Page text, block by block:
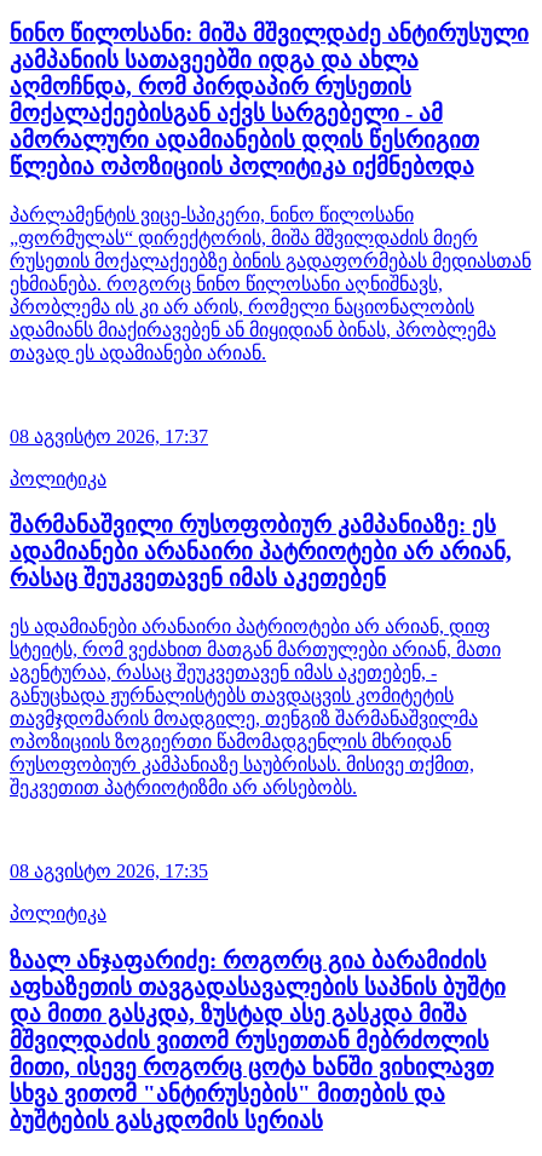
ნინო წილოსანი: მიშა მშვილდაძე ანტირუსული
კამპანიის სათავეებში იდგა და ახლა
აღმოჩნდა, რომ პირდაპირ რუსეთის
მოქალაქეებისგან აქვს სარგებელი - ამ
ამორალური ადამიანების დღის წესრიგით
წლებია ოპოზიციის პოლიტიკა იქმნებოდა
პარლამენტის ვიცე-სპიკერი, ნინო წილოსანი
„ფორმულას“ დირექტორის, მიშა მშვილდაძის მიერ
რუსეთის მოქალაქეებზე ბინის გადაფორმებას მედიასთან
ეხმიანება. როგორც ნინო წილოსანი აღნიშნავს,
პრობლემა ის კი არ არის, რომელი ნაციონალობის
ადამიანს მიაქირავებენ ან მიყიდიან ბინას, პრობლემა
თავად ეს ადამიანები არიან.
08 აგვისტო 2026, 17:37
პოლიტიკა
შარმანაშვილი რუსოფობიურ კამპანიაზე: ეს
ადამიანები არანაირი პატრიოტები არ არიან,
რასაც შეუკვეთავენ იმას აკეთებენ
ეს ადამიანები არანაირი პატრიოტები არ არიან, დიფ
სტეიტს, რომ ვეძახით მათგან მართულები არიან, მათი
აგენტურაა, რასაც შეუკვეთავენ იმას აკეთებენ, -
განუცხადა ჟურნალისტებს თავდაცვის კომიტეტის
თავმჯდომარის მოადგილე, თენგიზ შარმანაშვილმა
ოპოზიციის ზოგიერთი წამომადგენლის მხრიდან
რუსოფობიურ კამპანიაზე საუბრისას. მისივე თქმით,
შეკვეთით პატრიოტიზმი არ არსებობს.
08 აგვისტო 2026, 17:35
პოლიტიკა
ზაალ ანჯაფარიძე: როგორც გია ბარამიძის
აფხაზეთის თავგადასავალების საპნის ბუშტი
და მითი გასკდა, ზუსტად ასე გასკდა მიშა
მშვილდაძის ვითომ რუსეთთან მებრძოლის
მითი, ისევე როგორც ცოტა ხანში ვიხილავთ
სხვა ვითომ "ანტირუსების" მითების და
ბუშტების გასკდომის სერიას